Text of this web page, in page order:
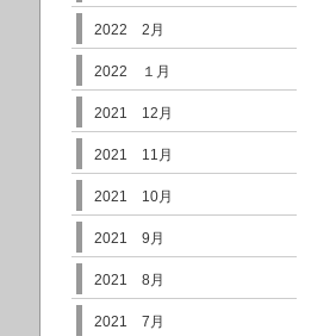
2022 2月
2022 １月
2021 12月
2021 11月
2021 10月
2021 9月
2021 8月
2021 7月